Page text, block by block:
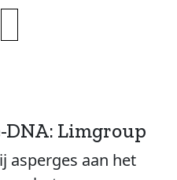
DNA: Limgroup
asperges aan het